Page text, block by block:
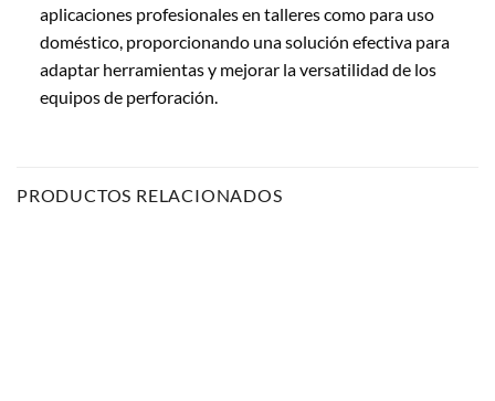
aplicaciones profesionales en talleres como para uso
doméstico, proporcionando una solución efectiva para
adaptar herramientas y mejorar la versatilidad de los
equipos de perforación.
PRODUCTOS RELACIONADOS